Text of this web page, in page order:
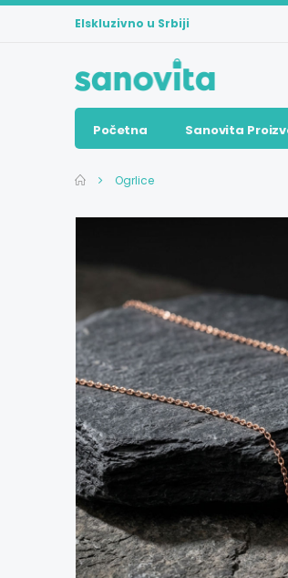
Elskluzivno u Srbiji
Početna Sanovita
Ogrlice